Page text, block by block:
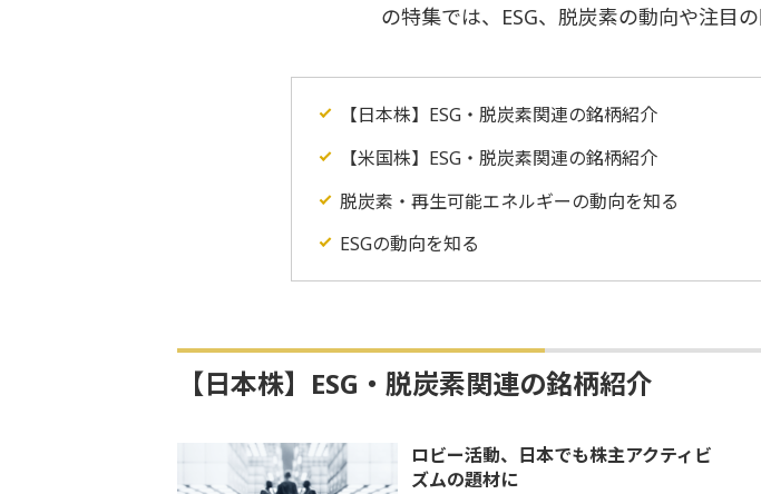
の特集では、ESG、脱炭素の動向や注目
【日本株】ESG・脱炭素関連の銘柄紹介
【米国株】ESG・脱炭素関連の銘柄紹介
脱炭素・再生可能エネルギーの動向を知る
ESGの動向を知る
【日本株】ESG・脱炭素関連の銘柄紹介
ロビー活動、日本でも株主アクティビ
ズムの題材に